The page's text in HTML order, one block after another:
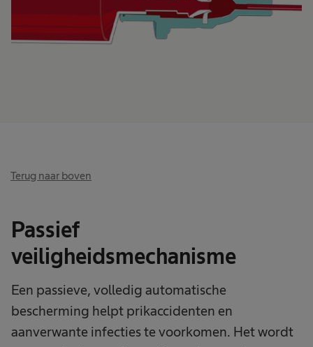
Terug naar boven
Passief
veiligheidsmechanisme
Een passieve, volledig automatische
bescherming helpt prikaccidenten en
aanverwante infecties te voorkomen. Het wordt